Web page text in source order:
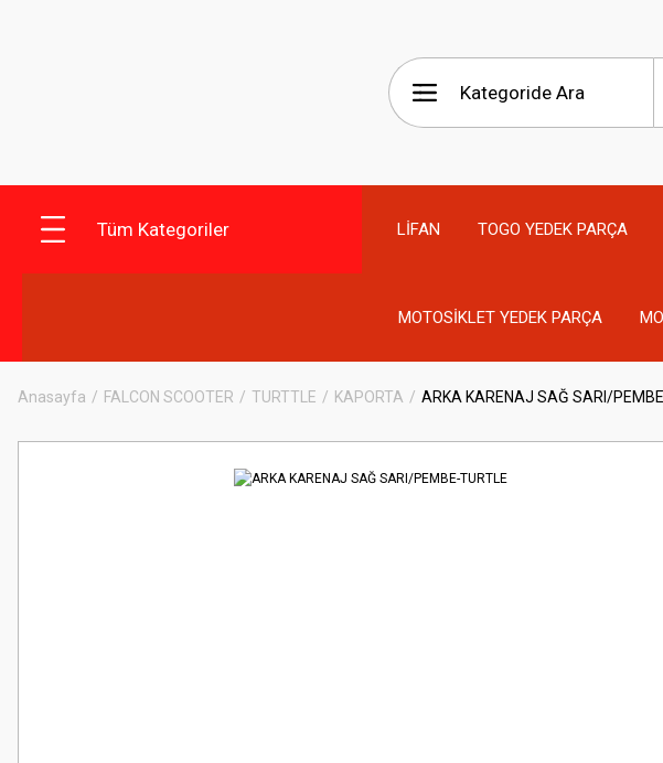
Tüm Kategoriler LİFAN TOGO YEDEK PARÇA
MOTOSİKLET YEDEK PARÇA
Anasayfa FALCON SCOOTER TURTTLE KAPORTA ARKA KARENAJ SAĞ SARI/